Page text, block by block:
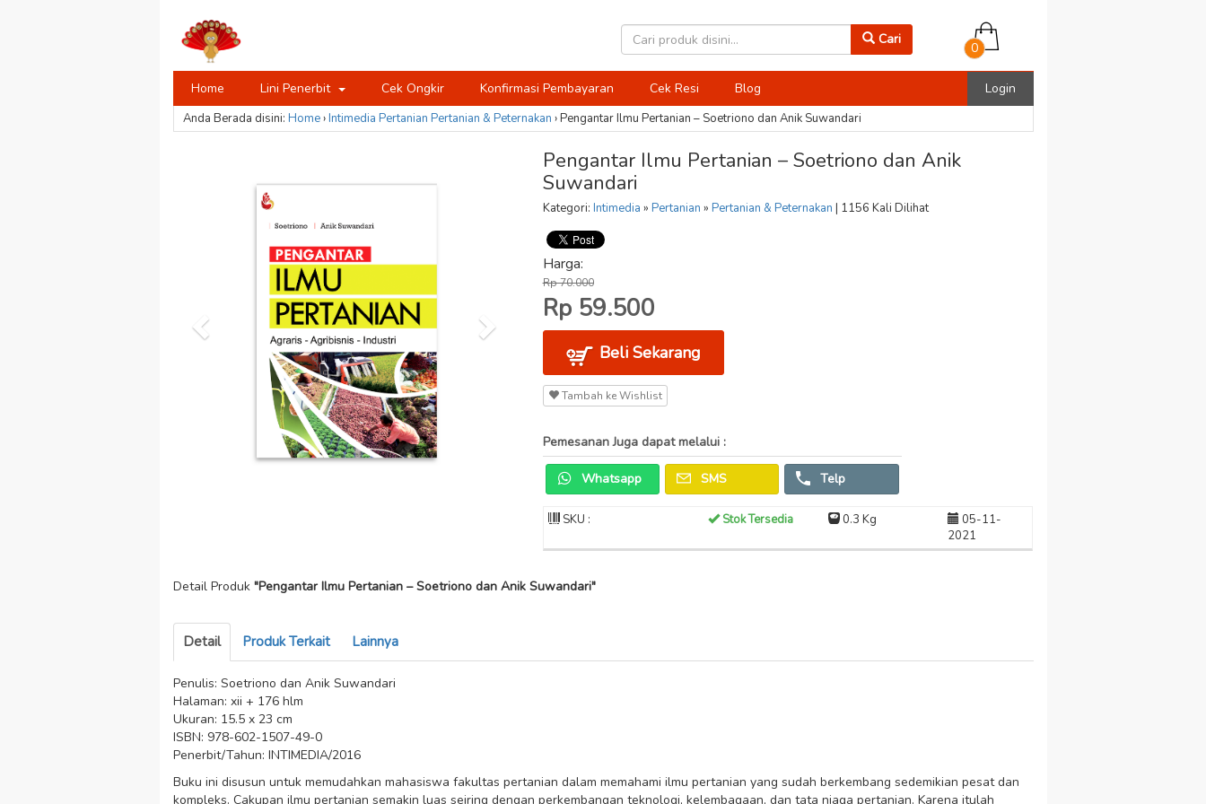
Cari
0
Home Lini Penerbit Cek Ongkir Konfirmasi Pembayaran Cek Resi Blog Login
Anda Berada disini: Home›Intimedia Pertanian Pertanian & Peternakan ›Pengantar Ilmu Pertanian – Soetriono dan Anik Suwandari
Pengantar Ilmu Pertanian – Soetriono dan Anik
Suwandari
Kategori: Intimedia » Pertanian » Pertanian & Peternakan | 1156 Kali Dilihat
Harga:
Rp 70.000
Rp 59.500
Beli Sekarang
Tambah ke Wishlist
Pemesanan Juga dapat melalui :
Whatsapp SMS Telp
SKU : Stok Tersedia 0.3 Kg
05-11-
2021
Detail Produk "Pengantar Ilmu Pertanian – Soetriono dan Anik Suwandari"
Detail Produk Terkait Lainnya
Penulis: Soetriono dan Anik Suwandari
Halaman: xii + 176 hlm
Ukuran: 15.5 x 23 cm
ISBN: 978-602-1507-49-0
Penerbit/Tahun: INTIMEDIA/2016
Buku ini disusun untuk memudahkan mahasiswa fakultas pertanian dalam memahami ilmu pertanian yang sudah berkembang sedemikian pesat dan
kompleks. Cakupan ilmu pertanian semakin luas seiring dengan perkembangan teknologi, kelembagaan, dan tata niaga pertanian. Karena itulah